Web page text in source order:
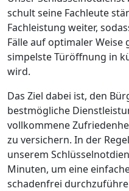
schult seine Fachleute
Fachleistung weiter,
Fälle auf optimaler
simpelste Türöffnung in
wird.
Das Ziel dabei ist, den
bestmögliche
vollkommene
zu versichern. In der
unserem
Minuten, um eine
schadenfrei